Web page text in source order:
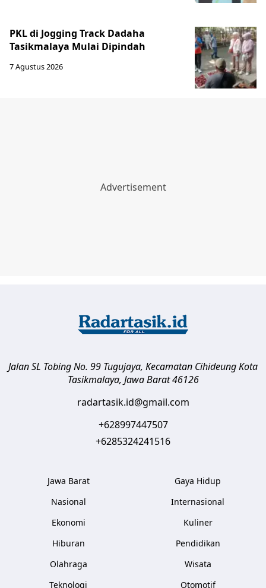
PKL di Jogging Track Dadaha
Tasikmalaya Mulai Dipindah
7 Agustus 2026
Jalan SL Tobing No. 99 Tugujaya, Kecamatan CihideungKota
Tasikmalaya, Jawa Barat 46126
radartasik.id@gmail.com
+628997447507
+6285324241516
Jawa Barat
Nasional
Ekonomi
Hiburan
Olahraga
Teknologi
Gaya Hidup
Internasional
Kuliner
Pendidikan
Wisata
Otomotif